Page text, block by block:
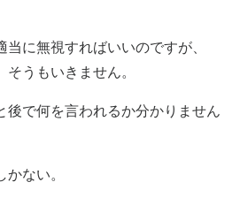
に無視すればいいのですが、
うもいきません。
後で何を言われるか分かりません
ない。